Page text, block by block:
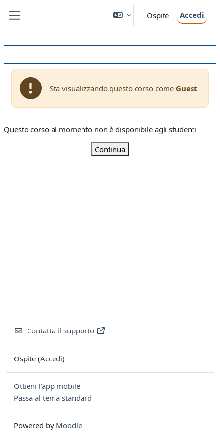
Ospite Accedi
Sta visualizzando questo corso come Guest
Questo corso al momento non è disponibile agli studenti
Continua
Contatta il supporto
Ospite (Accedi)
Ottieni l'app mobile
Passa al tema standard
Powered by Moodle